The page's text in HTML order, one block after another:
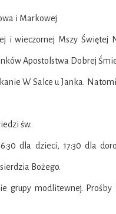
i Markowej
i wieczornej Mszy Świętej
Apostolstwa Dobrej
W Salce u Janka.
św.
dla dzieci, 17:30 dla
Bożego.
grupy modlitewnej.